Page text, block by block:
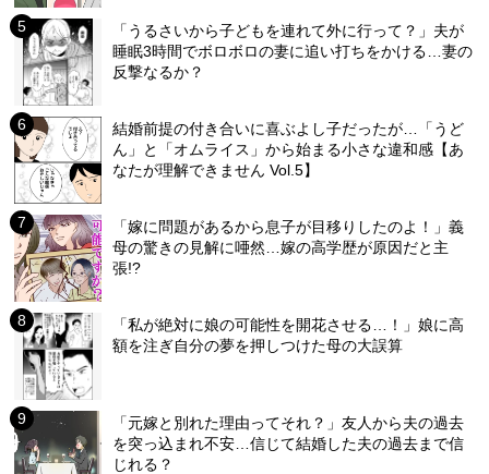
「うるさいから子どもを連れて外に行って？」夫が
睡眠3時間でボロボロの妻に追い打ちをかける…妻の
反撃なるか？
結婚前提の付き合いに喜ぶよし子だったが…「うど
ん」と「オムライス」から始まる小さな違和感【あ
なたが理解できません Vol.5】
「嫁に問題があるから息子が目移りしたのよ！」義
母の驚きの見解に唖然…嫁の高学歴が原因だと主
張!?
「私が絶対に娘の可能性を開花させる…！」娘に高
額を注ぎ自分の夢を押しつけた母の大誤算
「元嫁と別れた理由ってそれ？」友人から夫の過去
を突っ込まれ不安…信じて結婚した夫の過去まで信
じれる？